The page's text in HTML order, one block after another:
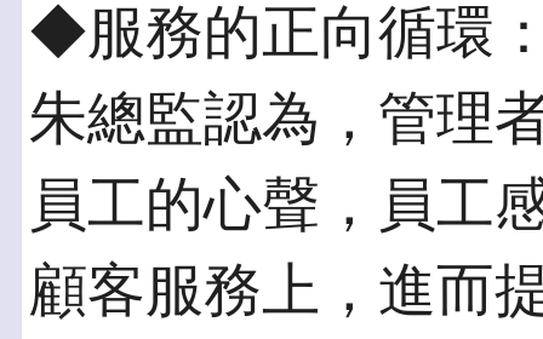
◆服務的正向循環
朱總監認為，管理
員工的心聲，員工
顧客服務上，進而